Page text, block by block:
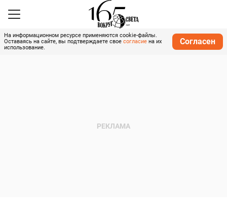
На информационном ресурсе применяются cookie-файлы.
Оставаясь на сайте, вы подтверждаете свое согласие на их
использование.
Согласен